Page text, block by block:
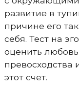
развитие в
причине его
себя. Тест на
оценить любовь
превосходства
этот счет.